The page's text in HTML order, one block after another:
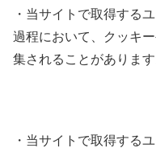
・当サイトで取得する
過程において、クッキ
集されることがあります
・当サイトで取得する